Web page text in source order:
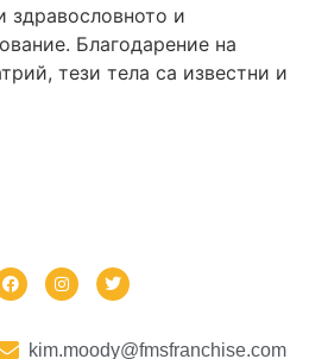
здравословното и
Благодарение на
тези тела са известни и
kim.moody@fmsfranchise.com